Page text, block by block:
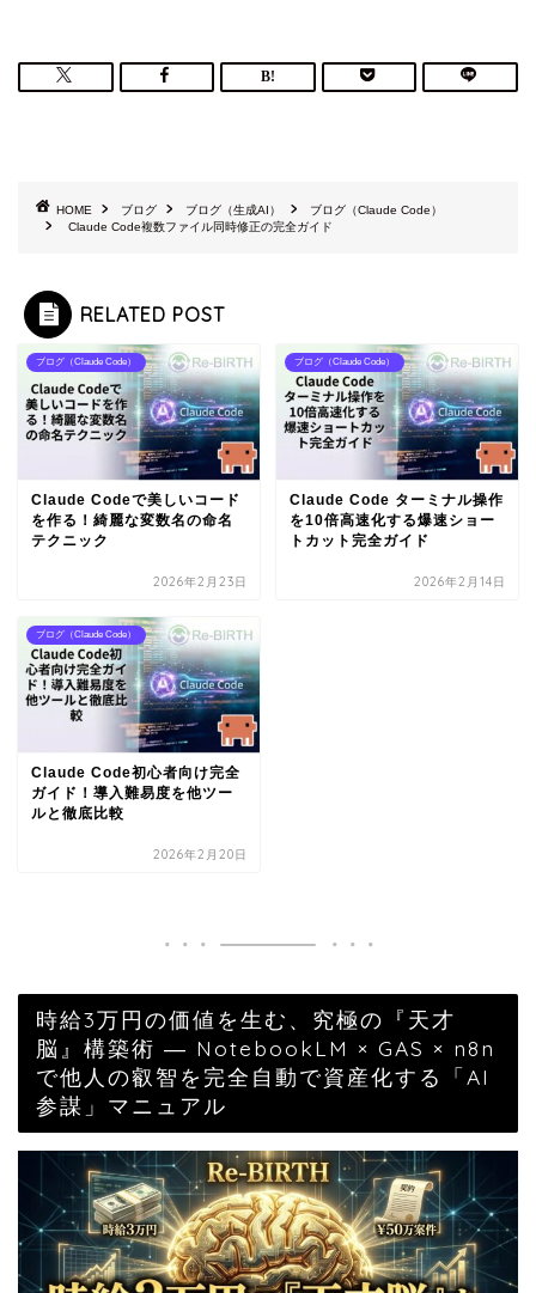
HOME ブログ ブログ（生成AI）
ブログ（Claude Code）
Claude Code複数ファイル同時修正の完全ガイド
RELATED POST
ブログ（Claude Code）
Claude Codeで美しいコード
を作る！綺麗な変数名の命名
テクニック
2026年2月23日
ブログ（Claude Code）
Claude Code ターミナル操作
を10倍高速化する爆速ショー
トカット完全ガイド
2026年2月14日
ブログ（Claude Code）
Claude Code初心者向け完全
ガイド！導入難易度を他ツー
ルと徹底比較
2026年2月20日
時給3万円の価値を生む、究極の『天才
脳』構築術 ― NotebookLM × GAS × n8n
で他人の叡智を完全自動で資産化する「AI
参謀」マニュアル